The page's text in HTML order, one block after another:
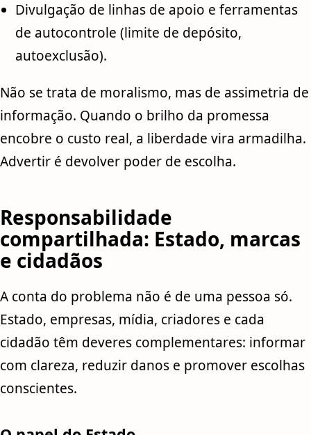
Divulgação de linhas de apoio e ferramentas
de autocontrole (limite de depósito,
autoexclusão).
Não se trata de moralismo, mas de assimetria de
informação. Quando o brilho da promessa
encobre o custo real, a liberdade vira armadilha.
Advertir é devolver poder de escolha.
Responsabilidade
compartilhada: Estado, marcas
e cidadãos
A conta do problema não é de uma pessoa só.
Estado, empresas, mídia, criadores e cada
cidadão têm deveres complementares: informar
com clareza, reduzir danos e promover escolhas
conscientes.